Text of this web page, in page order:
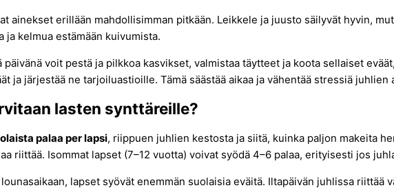
ainekset erillään mahdollisimman pitkään. Leikkele ja juusto säilyvät hyvin,
kelmua estämään kuivumista.
voit pestä ja pilkkoa kasvikset, valmistaa täytteet ja koota sellaiset
ja järjestää ne tarjoiluastioille. Tämä säästää aikaa ja vähentää stressiä juhlien
lasten synttäreille?
palaa per lapsi, riippuen juhlien kestosta ja siitä, kuinka paljon makeita
riittää. Isommat lapset (7–12 vuotta) voivat syödä 4–6 palaa, erityisesti jos
lapset syövät enemmän suolaisia eväitä. Iltapäivän juhlissa riittää